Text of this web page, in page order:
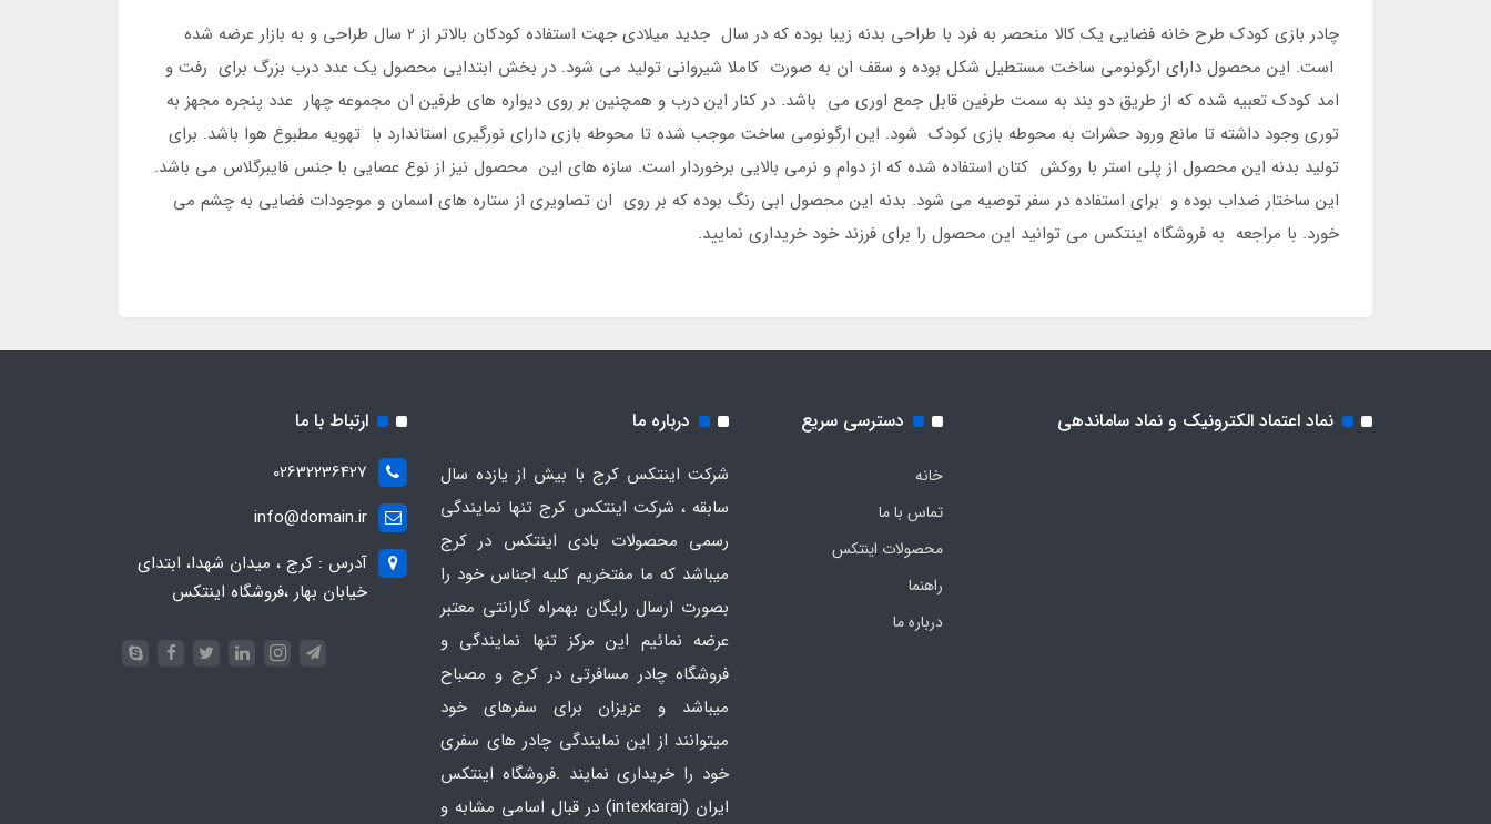
چادر بازی کودک طرح خانه فضایی یک کالا منحصر به فرد با طراحی بدنه زیبا بوده که در سال جدید میلادی جهت استفاده کودکان بالاتر از 2 سال طراحی و به بازار عرضه شده
است. این محصول دارای ارگونومی ساخت مستطیل شکل بوده و سقف ان به صورت کاملا شیروانی تولید می شود. در بخش ابتدایی محصول یک عدد درب بزرگ برای رفت و
امد کودک تعبیه شده که از طریق دو بند به سمت طرفین قابل جمع اوری می باشد. در کنار این درب و همچنین بر روی دیواره های طرفین ان مجموعه چهار عدد پنجره مجهز به
توری وجود داشته تا مانع ورود حشرات به محوطه بازی کودک شود. این ارگونومی ساخت موجب شده تا محوطه بازی دارای نورگیری استاندارد با تهویه مطبوع هوا باشد. برای
تولید بدنه این محصول از پلی استر با روکش کتان استفاده شده که از دوام و نرمی بالایی برخوردار است. سازه های این محصول نیز از نوع عصایی با جنس فایبرگلاس می باشد.
این ساختار ضداب بوده و برای استفاده در سفر توصیه می شود. بدنه این محصول ابی رنگ بوده که بر روی ان تصاویری از ستاره های اسمان و موجودات فضایی به چشم می
خورد. با مراجعه به فروشگاه اینتکس می توانید این محصول را برای فرزند خود خریداری نمایید.
نماد اعتماد الکترونیک و نماد ساماندهی دسترسی سریع
خانه
تماس با ما
محصولات اینتکس
راهنما
درباره ما
درباره ما
شرکت اینتکس کرج با بیش از یازده سال
سابقه ، شرکت اینتکس کرج تنها نمایندگی
رسمی محصولات بادی اینتکس در کرج
میباشد که ما مفتخریم کلیه اجناس خود را
بصورت ارسال رایگان بهمراه گارانتی معتبر
عرضه نمائیم این مرکز تنها نمایندگی و
فروشگاه چادر مسافرتی در کرج و مصباح
میباشد و عزیزان برای سفرهای خود
میتوانند از این نمایندگی چادر های سفری
خود را خریداری نمایند .فروشگاه اینتکس
ایران
(intexkaraj) در قبال اسامی مشابه و
ارتباط با ما
02632236427
info@domain.ir
آدرس : کرج ، میدان شهدا، ابتدای
خیابان بهار ،فروشگاه اینتکس